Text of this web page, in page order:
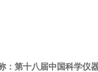
第十八届中国科学仪